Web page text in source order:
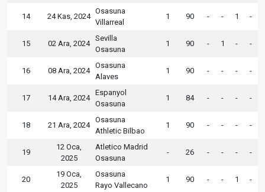
14 24 Kas, 2024
Osasuna
Villarreal
1 90 - - 1 -
15 02 Ara, 2024
Sevilla
Osasuna
1 90 - 1 - -
16 08 Ara, 2024
Osasuna
Alaves
1 90 - - - -
17 14 Ara, 2024
Espanyol
Osasuna
1 84 - - - -
18 21 Ara, 2024
Osasuna
Athletic Bilbao
1 90 - - - -
19
12 Oca,
2025
Atletico Madrid
Osasuna
- 26 - - - -
20
19 Oca,
2025
Osasuna
Rayo Vallecano
1 90 - - 1 -